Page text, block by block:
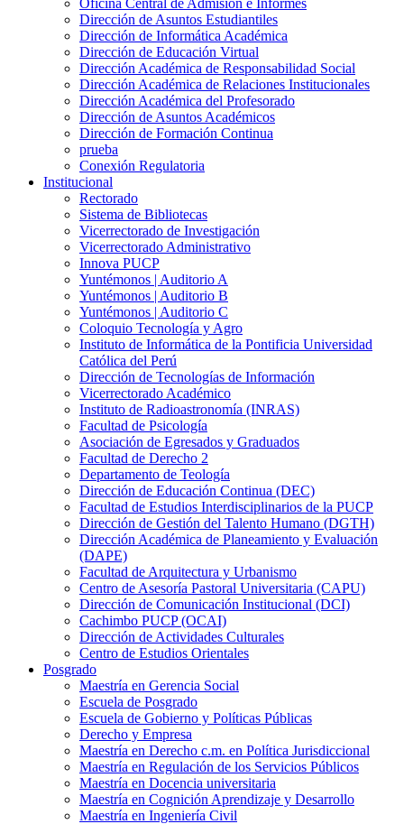
Oficina Central de Admisión e Informes
Dirección de Asuntos Estudiantiles
Dirección de Informática Académica
Dirección de Educación Virtual
Dirección Académica de Responsabilidad Social
Dirección Académica de Relaciones Institucionales
Dirección Académica del Profesorado
Dirección de Asuntos Académicos
Dirección de Formación Continua
prueba
Conexión Regulatoria
Institucional
Rectorado
Sistema de Bibliotecas
Vicerrectorado de Investigación
Vicerrectorado Administrativo
Innova PUCP
Yuntémonos | Auditorio A
Yuntémonos | Auditorio B
Yuntémonos | Auditorio C
Coloquio Tecnología y Agro
Instituto de Informática de la Pontificia Universidad
Católica del Perú
Dirección de Tecnologías de Información
Vicerrectorado Académico
Instituto de Radioastronomía (INRAS)
Facultad de Psicología
Asociación de Egresados y Graduados
Facultad de Derecho 2
Departamento de Teología
Dirección de Educación Continua (DEC)
Facultad de Estudios Interdisciplinarios de la PUCP
Dirección de Gestión del Talento Humano (DGTH)
Dirección Académica de Planeamiento y Evaluación
(DAPE)
Facultad de Arquitectura y Urbanismo
Centro de Asesoría Pastoral Universitaria (CAPU)
Dirección de Comunicación Institucional (DCI)
Cachimbo PUCP (OCAI)
Dirección de Actividades Culturales
Centro de Estudios Orientales
Posgrado
Maestría en Gerencia Social
Escuela de Posgrado
Escuela de Gobierno y Políticas Públicas
Derecho y Empresa
Maestría en Derecho c.m. en Política Jurisdiccional
Maestría en Regulación de los Servicios Públicos
Maestría en Docencia universitaria
Maestría en Cognición Aprendizaje y Desarrollo
Maestría en Ingeniería Civil